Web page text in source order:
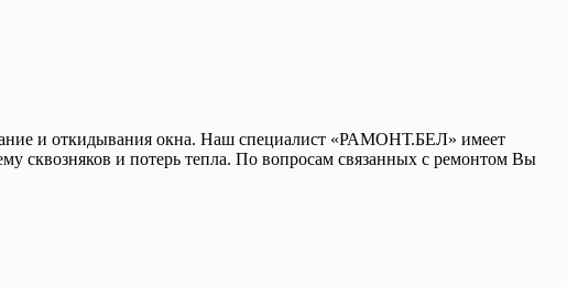
и откидывания окна. Наш специалист «РАМОНТ.БЕЛ» имеет
сквозняков и потерь тепла. По вопросам связанных с ремонтом Вы